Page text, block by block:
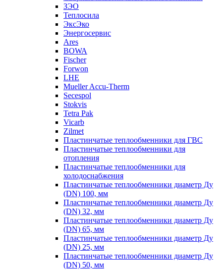
ЗЭО
Теплосила
ЭксЭко
Энергосервис
Ares
BOWA
Fischer
Forwon
LHE
Mueller Accu-Therm
Secespol
Stokvis
Tetra Pak
Vicarb
Zilmet
Пластинчатые теплообменники для ГВС
Пластинчатые теплообменники для
отопления
Пластинчатые теплообменники для
холодоснабжения
Пластинчатые теплообменники диаметр Ду
(DN) 100, мм
Пластинчатые теплообменники диаметр Ду
(DN) 32, мм
Пластинчатые теплообменники диаметр Ду
(DN) 65, мм
Пластинчатые теплообменники диаметр Ду
(DN) 25, мм
Пластинчатые теплообменники диаметр Ду
(DN) 50, мм